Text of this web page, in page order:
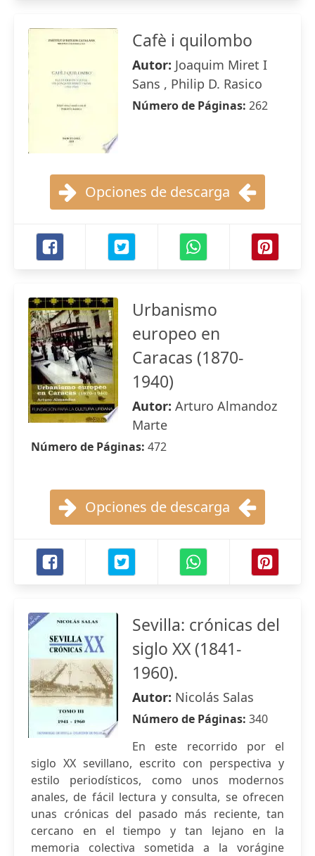
Cafè i quilombo
Autor: Joaquim Miret I
Sans , Philip D. Rasico
Número de Páginas: 262
Opciones de descarga
Urbanismo
europeo en
Caracas (1870-
1940)
Autor: Arturo Almandoz
Marte
Número de Páginas: 472
Opciones de descarga
Sevilla: crónicas del
siglo XX (1841-
1960).
Autor: Nicolás Salas
Número de Páginas: 340
En este recorrido por el
siglo XX sevillano, escrito con perspectiva y
estilo periodísticos, como unos modernos
anales, de fácil lectura y consulta, se ofrecen
unas crónicas del pasado más reciente, tan
cercano en el tiempo y tan lejano en la
memoria colectiva sometida a la vorágine